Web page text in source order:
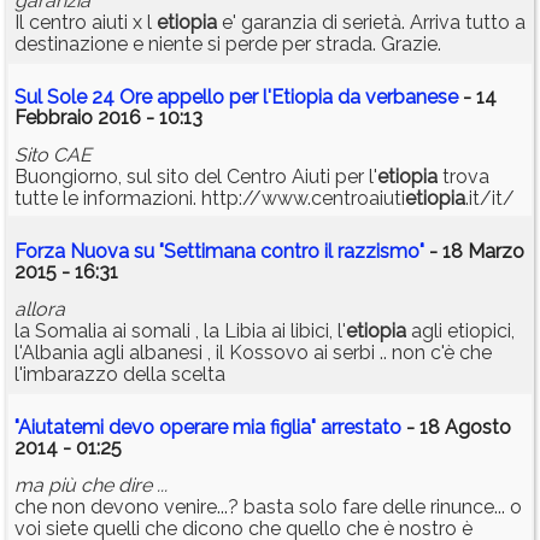
Il centro aiuti x l etiopia e' garanzia di serietà. Arriva tutto a
destinazione e niente si perde per strada. Grazie.
Sul Sole 24 Ore appello per l'Etiopia da verbanese- 14
Febbraio 2016 - 10:13
Sito CAE
Buongiorno, sul sito del Centro Aiuti per l'etiopia trova
tutte le informazioni. http://www.centroaiutietiopia.it/it/
Forza Nuova su "Settimana contro il razzismo" - 18 Marzo
2015 - 16:31
allora
la Somalia ai somali , la Libia ai libici, l'etiopia agli etiopici,
l'Albania agli albanesi , il Kossovo ai serbi .. non c'è che
l'imbarazzo della scelta
"Aiutatemi devo operare mia figlia" arrestato - 18 Agosto
2014 - 01:25
ma più che dire ...
che non devono venire...? basta solo fare delle rinunce... o
voi siete quelli che dicono che quello che è nostro è